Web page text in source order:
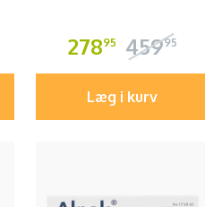
27895 45995
Læg i kurv